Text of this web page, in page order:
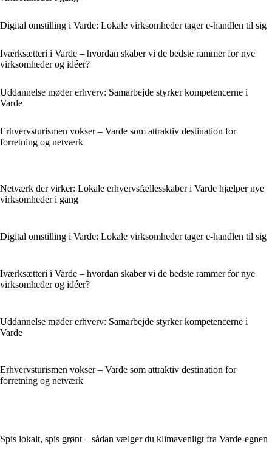
Digital omstilling i Varde: Lokale virksomheder tager e-handlen til sig
Iværksætteri i Varde – hvordan skaber vi de bedste rammer for nye
virksomheder og idéer?
Uddannelse møder erhverv: Samarbejde styrker kompetencerne i
Varde
Erhvervsturismen vokser – Varde som attraktiv destination for
forretning og netværk
Netværk der virker: Lokale erhvervsfællesskaber i Varde hjælper nye
virksomheder i gang
Digital omstilling i Varde: Lokale virksomheder tager e-handlen til sig
Iværksætteri i Varde – hvordan skaber vi de bedste rammer for nye
virksomheder og idéer?
Uddannelse møder erhverv: Samarbejde styrker kompetencerne i
Varde
Erhvervsturismen vokser – Varde som attraktiv destination for
forretning og netværk
Spis lokalt, spis grønt – sådan vælger du klimavenligt fra Varde-egnen